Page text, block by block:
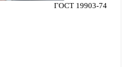
ГОСТ 19903-74